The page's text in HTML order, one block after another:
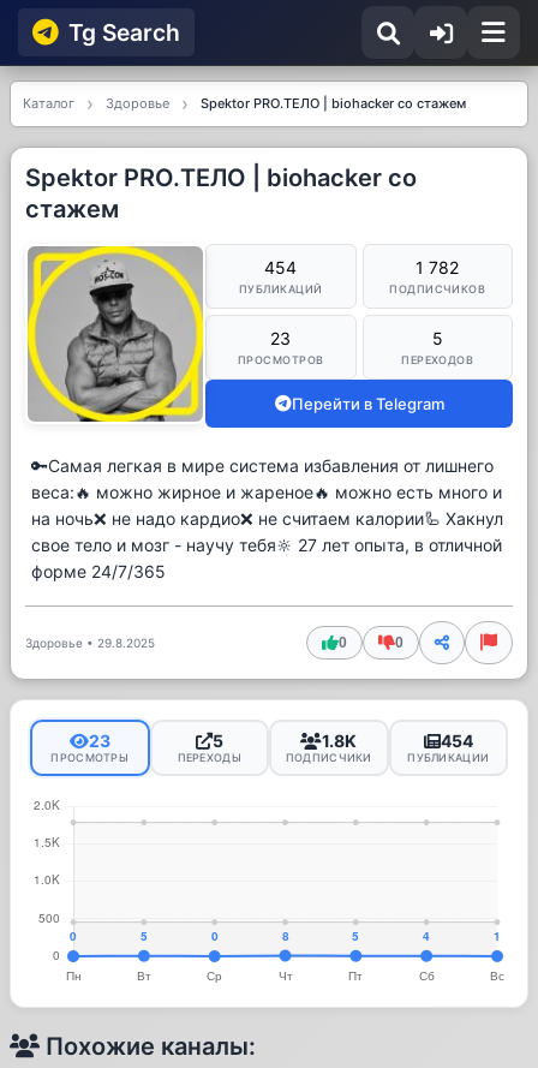
Tg Searсh
Каталог Здоровье Spektor PRO.ТЕЛО | biohacker со стажем
Spektor PRO.ТЕЛО | biohacker со
стажем
454
ПУБЛИКАЦИЙ
1 782
ПОДПИСЧИКОВ
23
ПРОСМОТРОВ
5
ПЕРЕХОДОВ
Перейти в Telegram
🔑Самая легкая в мире система избавления от лишнего
веса:🔥 можно жирное и жареное🔥 можно есть много и
на ночь❌ не надо кардио❌ не считаем калории🦾 Хакнул
свое тело и мозг - научу тебя🔆 27 лет опыта, в отличной
форме 24/7/365
Здоровье • 29.8.2025 0 0
23
ПРОСМОТРЫ
5
ПЕРЕХОДЫ
1.8K
ПОДПИСЧИКИ
454
ПУБЛИКАЦИИ
Похожие каналы: